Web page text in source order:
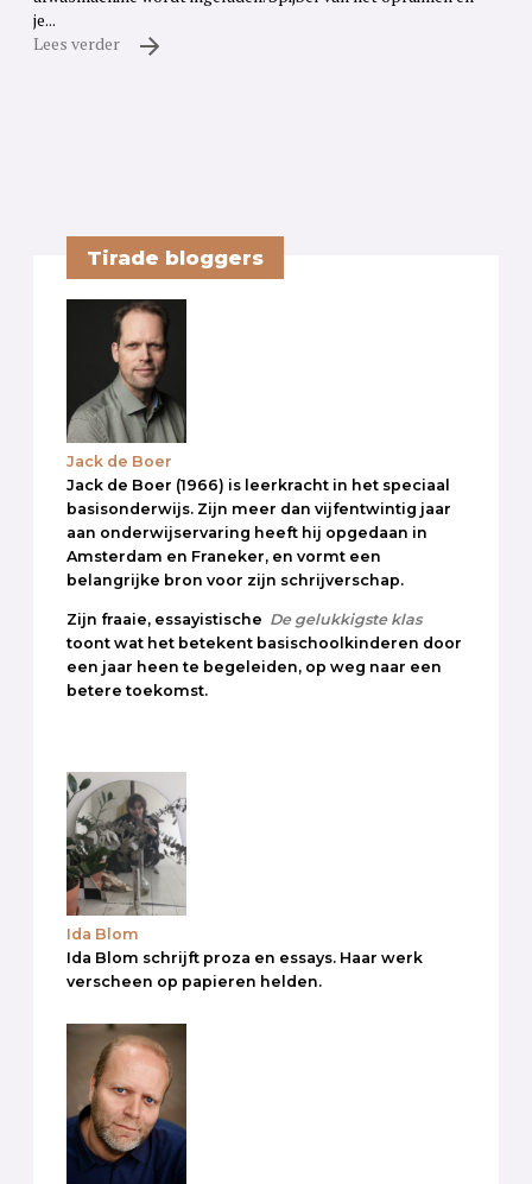
je...
Lees verder
Tirade bloggers
Jack de Boer
Jack de Boer (1966) is leerkracht in het speciaal
basisonderwijs. Zijn meer dan vijfentwintig jaar
aan onderwijservaring heeft hij opgedaan in
Amsterdam en Franeker, en vormt een
belangrijke bron voor zijn schrijverschap.
Zijn fraaie, essayistische De gelukkigste klas
toont wat het betekent basischoolkinderen door
een jaar heen te begeleiden, op weg naar een
betere toekomst.
Ida Blom
Ida Blom schrijft proza en essays. Haar werk
verscheen op papieren helden.